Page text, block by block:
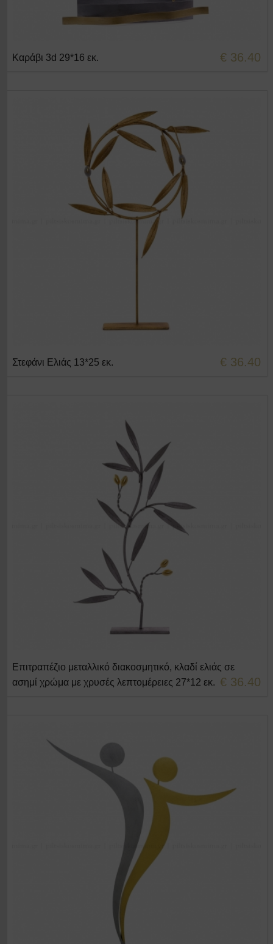
Καράβι 3d 29*16 εκ. € 36.40
+ΣΤΟ ΚΑΛΑΘΙ
Στεφάνι Ελιάς 13*25 εκ. € 36.40
+ΣΤΟ ΚΑΛΑΘΙ
Επιτραπέζιο μεταλλικό διακοσμητικό, κλαδί ελιάς σε
ασημί χρώμα με χρυσές λεπτομέρειες 27*12 εκ. € 36.40